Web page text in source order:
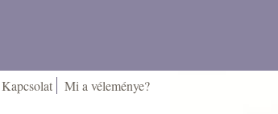
Kapcsolat Mi a véleménye?